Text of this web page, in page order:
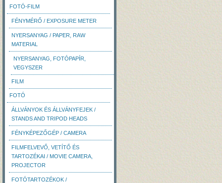
FOTÓ-FILM
FÉNYMÉRŐ / EXPOSURE METER
NYERSANYAG / PAPER, RAW
MATERIAL
NYERSANYAG, FOTÓPAPÍR,
VEGYSZER
FILM
FOTÓ
ÁLLVÁNYOK ÉS ÁLLVÁNYFEJEK /
STANDS AND TRIPOD HEADS
FÉNYKÉPEZŐGÉP / CAMERA
FILMFELVEVŐ, VETÍTŐ ÉS
TARTOZÉKAI / MOVIE CAMERA,
PROJECTOR
FOTÓTARTOZÉKOK /